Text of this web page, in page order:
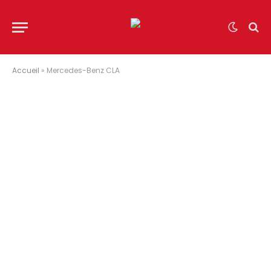
Accueil » Mercedes-Benz CLA